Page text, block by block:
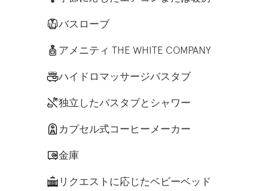
バスローブ
アメニティ THE WHITE COMPANY
ハイドロマッサージバスタブ
独立したバスタブとシャワー
カプセル式コーヒーメーカー
金庫
リクエストに応じたベビーベッド